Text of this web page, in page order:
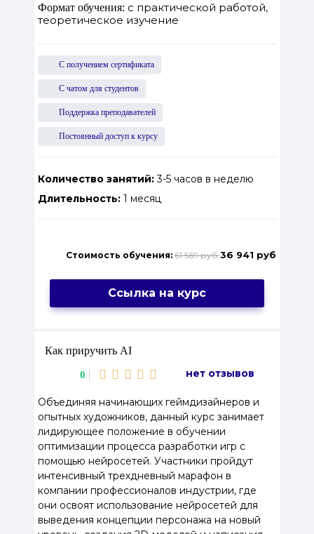
Формат обучения: с практической работой,
теоретическое изучение
С получением сертификата
С чатом для студентов
Поддержка преподавателей
Постоянный доступ к курсу
Количество занятий:3-5 часов в неделю
Длительность:1 месяц
Стоимость обучения: 61 569 руб36 941 руб
Ссылка на курс
Как приручить AI
0 нет отзывов
Объединяя начинающих геймдизайнеров и
опытных художников, данный курс занимает
лидирующее положение в обучении
оптимизации процесса разработки игр с
помощью нейросетей. Участники пройдут
интенсивный трехдневный марафон в
компании профессионалов индустрии, где
они освоят использование нейросетей для
выведения концепции персонажа на новый